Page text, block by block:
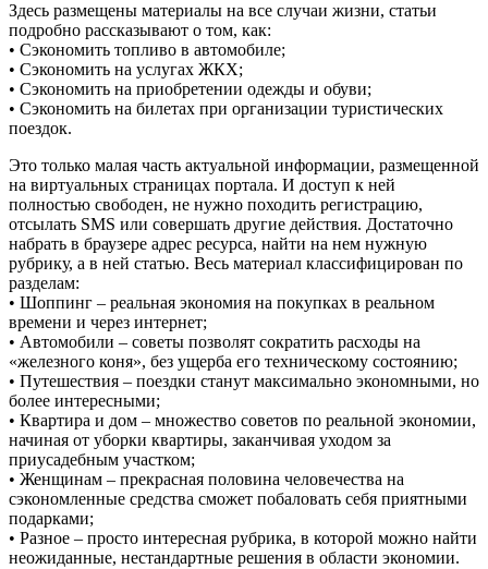
Здесь размещены материалы на все случаи жизни, статьи
подробно рассказывают о том, как:
• Сэкономить топливо в автомобиле;
• Сэкономить на услугах ЖКХ;
• Сэкономить на приобретении одежды и обуви;
• Сэкономить на билетах при организации туристических
поездок.
Это только малая часть актуальной информации, размещенной
на виртуальных страницах портала. И доступ к ней
полностью свободен, не нужно походить регистрацию,
отсылать SMS или совершать другие действия. Достаточно
набрать в браузере адрес ресурса, найти на нем нужную
рубрику, а в ней статью. Весь материал классифицирован по
разделам:
• Шоппинг – реальная экономия на покупках в реальном
времени и через интернет;
• Автомобили – советы позволят сократить расходы на
«железного коня», без ущерба его техническому состоянию;
• Путешествия – поездки станут максимально экономными, но
более интересными;
• Квартира и дом – множество советов по реальной экономии,
начиная от уборки квартиры, заканчивая уходом за
приусадебным участком;
• Женщинам – прекрасная половина человечества на
сэкономленные средства сможет побаловать себя приятными
подарками;
• Разное – просто интересная рубрика, в которой можно найти
неожиданные, нестандартные решения в области экономии.